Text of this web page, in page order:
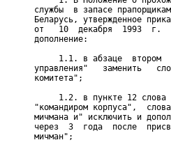
службы  в запасе
Беларусь, утвержденное
от   10  декабря  1993  г.
дополнение:
1.1. в абзаце  втором
управления"   заменить
комитета";
1.2. в пункте 12 слова
"командиром корпуса",
мичмана и" исключить и
через  3  года  после
мичман";